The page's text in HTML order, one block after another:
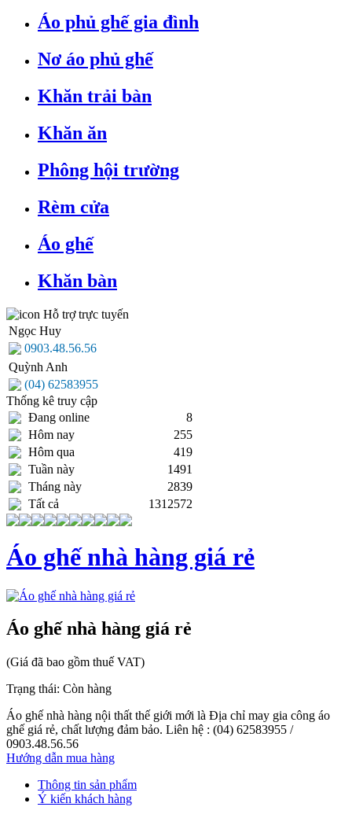
Áo phủ ghế gia đình
Nơ áo phủ ghế
Khăn trải bàn
Khăn ăn
Phông hội trường
Rèm cửa
Áo ghế
Khăn bàn
Hỗ trợ trực tuyến
Ngọc Huy
0903.48.56.56
Quỳnh Anh
(04) 62583955
Thống kê truy cập
Đang online
8
Hôm nay
255
Hôm qua
419
Tuần này
1491
Tháng này
2839
Tất cả
1312572
Áo ghế nhà hàng giá rẻ
Áo ghế nhà hàng giá rẻ
(Giá đã bao gồm thuế VAT)
Trạng thái: Còn hàng
Áo ghế nhà hàng nội thất thế giới mới là Địa chỉ may gia công áo
ghế giá rẻ, chất lượng đảm bảo. Liên hệ : (04) 62583955 /
0903.48.56.56
Hướng dẫn mua hàng
Thông tin sản phẩm
Ý kiến khách hàng